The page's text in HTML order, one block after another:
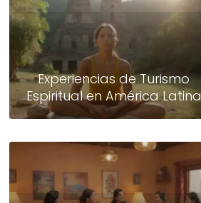
Experiencias de Turismo
Espiritual en América Latina